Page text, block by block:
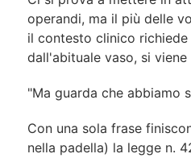
operandi, ma il più delle
il contesto clinico
dall'abituale vaso, si
"Ma guarda che abbiamo
Con una sola frase
nella padella) la legge n.